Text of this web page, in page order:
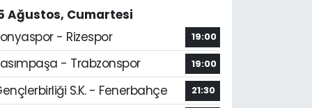
Ağustos, Cumartesi
- Rizespor
19:00
- Trabzonspor 19:00
S.K. - Fenerbahçe 21:30